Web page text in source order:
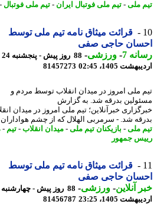
ملی -تیم ملی فوتبال ایران - تیم ملی فوتبال-
قرائت میثاق نامه تیم ملی توسط
حاجی صفی
7
-ورزشی-
88 روز پیش - پنجشنبه 24
1405، 02:45
81457273
ملی امروز در میدان انقلاب توسط مردم و
بدرقه شد. به گزارش
خبرآنلاین؛ تیم ملی امروز در میدان
شد. - سرمربی الهلال که از چشم هواداران
ملی -بازیکنان تیم ملی -میدان انقلاب-تیم -ملی
جمهور
قرائت میثاق نامه تیم ملی توسط
حاجی صفی
آنلاین-ورزشی-
88 روز پیش - چهارشنبه 23
1405، 23:25
81456787